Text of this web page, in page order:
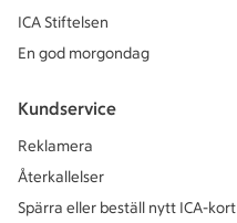
ICA Stiftelsen
En god morgondag
Kundservice
Reklamera
Återkallelser
Spärra eller beställ nytt ICA-kort